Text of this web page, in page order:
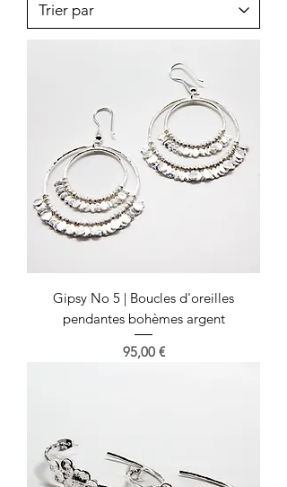
Gipsy No 5 | Boucles d'oreilles
pendantes bohèmes argent
Prix
95,00 €